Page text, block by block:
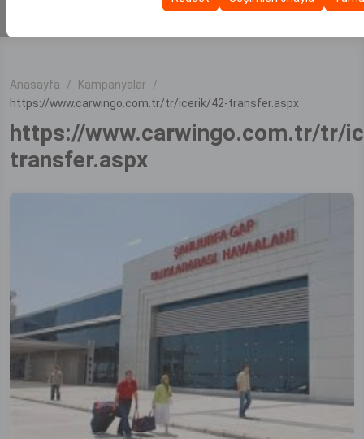
sürekliliğini sağlamak amacıyla kullanılır.
Anasayfa
Kampanyalar
https://www.carwingo.com.tr/tr/icerik/42-transfer.aspx
https://www.carwingo.com.tr/tr/
transfer.aspx